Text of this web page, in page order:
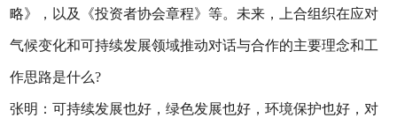
略》，以及《投资者协会章程》等。未来，上合组织在应对
气候变化和可持续发展领域推动对话与合作的主要理念和工
作思路是什么?
张明：可持续发展也好，绿色发展也好，环境保护也好，对